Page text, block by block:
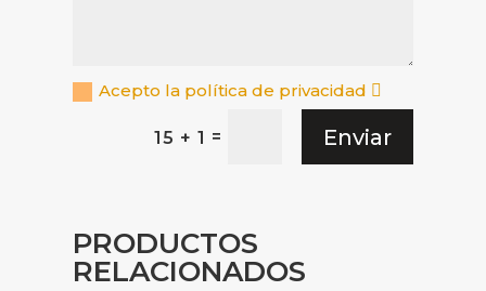
Acepto la política de privacidad
15 + 1 = Enviar
PRODUCTOS
RELACIONADOS